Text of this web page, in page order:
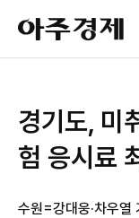
아
주
경
경기도, 미
험 응시료
수원=강대웅·차우열